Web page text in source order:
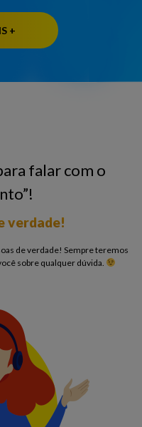
+
falar com o
verdade!
de verdade! Sempre teremos
sobre qualquer dúvida.